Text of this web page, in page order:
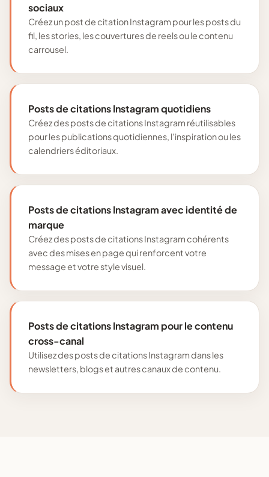
sociaux
Créez un post de citation Instagram pour les posts du
fil, les stories, les couvertures de reels ou le contenu
carrousel.
Posts de citations Instagram quotidiens
Créez des posts de citations Instagram réutilisables
pour les publications quotidiennes, l'inspiration ou les
calendriers éditoriaux.
Posts de citations Instagram avec identité de
marque
Créez des posts de citations Instagram cohérents
avec des mises en page qui renforcent votre
message et votre style visuel.
Posts de citations Instagram pour le contenu
cross-canal
Utilisez des posts de citations Instagram dans les
newsletters, blogs et autres canaux de contenu.